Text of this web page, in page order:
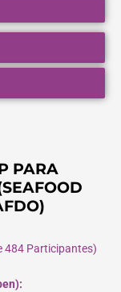
PARA
484 Participantes)